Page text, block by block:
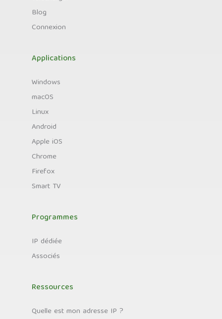
Blog
Connexion
Applications
Windows
macOS
Linux
Android
Apple iOS
Chrome
Firefox
Smart TV
Programmes
IP dédiée
Associés
Ressources
Quelle est mon adresse IP ?